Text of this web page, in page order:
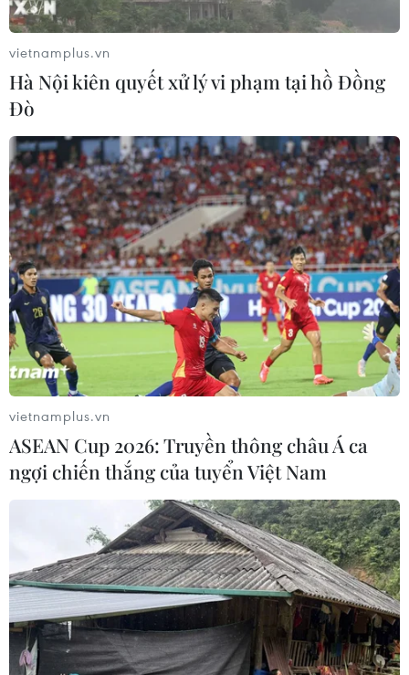
vietnamplus.vn
Hà Nội kiên quyết xử lý vi phạm tại hồ Đồng
Đò
vietnamplus.vn
ASEAN Cup 2026: Truyền thông châu Á ca
ngợi chiến thắng của tuyển Việt Nam